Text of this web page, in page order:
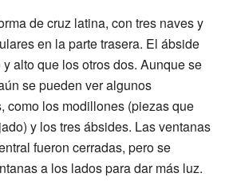
de cruz latina, con tres naves y
en la parte trasera. El ábside
alto que los otros dos. Aunque se
se pueden ver algunos
como los modillones (piezas que
y los tres ábsides. Las ventanas
fueron cerradas, pero se
a los lados para dar más luz.